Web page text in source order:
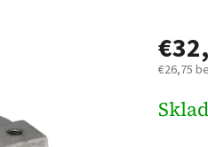
€26,75
cena: